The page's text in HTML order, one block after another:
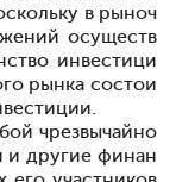
в рыноч
осуществ
инвестици
рынка состои
чрезвычайно
и другие финан